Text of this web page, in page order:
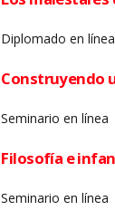
Diplomado en
Construyendo
Seminario en
Filosofía e
Seminario en